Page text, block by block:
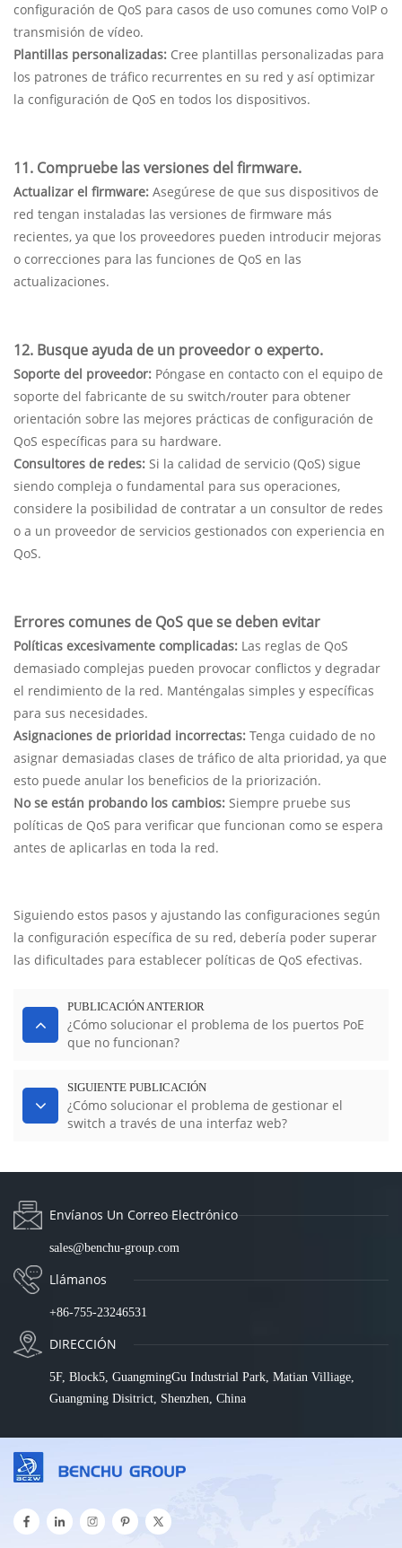
configuración de QoS para casos de uso comunes como VoIP o
transmisión de vídeo.
Plantillas personalizadas: Cree plantillas personalizadas para
los patrones de tráfico recurrentes en su red y así optimizar
la configuración de QoS en todos los dispositivos.
11. Compruebe las versiones del firmware.
Actualizar el firmware: Asegúrese de que sus dispositivos de
red tengan instaladas las versiones de firmware más
recientes, ya que los proveedores pueden introducir mejoras
o correcciones para las funciones de QoS en las
actualizaciones.
12. Busque ayuda de un proveedor o experto.
Soporte del proveedor: Póngase en contacto con el equipo de
soporte del fabricante de su switch/router para obtener
orientación sobre las mejores prácticas de configuración de
QoS específicas para su hardware.
Consultores de redes: Si la calidad de servicio (QoS) sigue
siendo compleja o fundamental para sus operaciones,
considere la posibilidad de contratar a un consultor de redes
o a un proveedor de servicios gestionados con experiencia en
QoS.
Errores comunes de QoS que se deben evitar
Políticas excesivamente complicadas: Las reglas de QoS
demasiado complejas pueden provocar conflictos y degradar
el rendimiento de la red. Manténgalas simples y específicas
para sus necesidades.
Asignaciones de prioridad incorrectas: Tenga cuidado de no
asignar demasiadas clases de tráfico de alta prioridad, ya que
esto puede anular los beneficios de la priorización.
No se están probando los cambios: Siempre pruebe sus
políticas de QoS para verificar que funcionan como se espera
antes de aplicarlas en toda la red.
Siguiendo estos pasos y ajustando las configuraciones según
la configuración específica de su red, debería poder superar
las dificultades para establecer políticas de QoS efectivas.
PUBLICACIÓN ANTERIOR
¿Cómo solucionar el problema de los puertos PoE
que no funcionan?
SIGUIENTE PUBLICACIÓN
¿Cómo solucionar el problema de gestionar el
switch a través de una interfaz web?
Envíanos Un Correo Electrónico
sales@benchu-group.com
Llámanos
+86-755-23246531
DIRECCIÓN
5F, Block5, GuangmingGu Industrial Park, Matian Villiage,
Guangming Disitrict, Shenzhen, China